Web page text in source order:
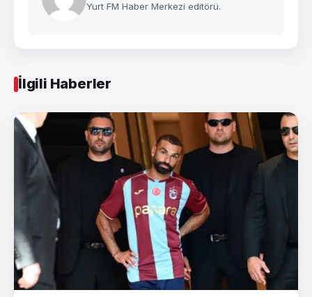
Yurt FM Haber Merkezi editörü.
İlgili Haberler